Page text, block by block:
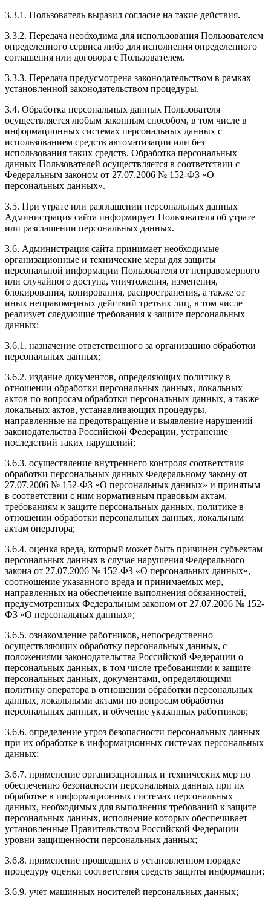
3.3.1. Пользователь выразил согласие на такие действия.
3.3.2. Передача необходима для использования Пользователем
определенного сервиса либо для исполнения определенного
соглашения или договора с Пользователем.
3.3.3. Передача предусмотрена законодательством в рамках
установленной законодательством процедуры.
3.4. Обработка персональных данных Пользователя
осуществляется любым законным способом, в том числе в
информационных системах персональных данных с
использованием средств автоматизации или без
использования таких средств. Обработка персональных
данных Пользователей осуществляется в соответствии с
Федеральным законом от 27.07.2006 № 152-ФЗ «О
персональных данных».
3.5. При утрате или разглашении персональных данных
Администрация сайта информирует Пользователя об утрате
или разглашении персональных данных.
3.6. Администрация сайта принимает необходимые
организационные и технические меры для защиты
персональной информации Пользователя от неправомерного
или случайного доступа, уничтожения, изменения,
блокирования, копирования, распространения, а также от
иных неправомерных действий третьих лиц, в том числе
реализует следующие требования к защите персональных
данных:
3.6.1. назначение ответственного за организацию обработки
персональных данных;
3.6.2. издание документов, определяющих политику в
отношении обработки персональных данных, локальных
актов по вопросам обработки персональных данных, а также
локальных актов, устанавливающих процедуры,
направленные на предотвращение и выявление нарушений
законодательства Российской Федерации, устранение
последствий таких нарушений;
3.6.3. осуществление внутреннего контроля соответствия
обработки персональных данных Федеральному закону от
27.07.2006 № 152-ФЗ «О персональных данных» и принятым
в соответствии с ним нормативным правовым актам,
требованиям к защите персональных данных, политике в
отношении обработки персональных данных, локальным
актам оператора;
3.6.4. оценка вреда, который может быть причинен субъектам
персональных данных в случае нарушения Федерального
закона от 27.07.2006 № 152-ФЗ «О персональных данных»,
соотношение указанного вреда и принимаемых мер,
направленных на обеспечение выполнения обязанностей,
предусмотренных Федеральным законом от 27.07.2006 № 152-
ФЗ «О персональных данных»;
3.6.5. ознакомление работников, непосредственно
осуществляющих обработку персональных данных, с
положениями законодательства Российской Федерации о
персональных данных, в том числе требованиями к защите
персональных данных, документами, определяющими
политику оператора в отношении обработки персональных
данных, локальными актами по вопросам обработки
персональных данных, и обучение указанных работников;
3.6.6. определение угроз безопасности персональных данных
при их обработке в информационных системах персональных
данных;
3.6.7. применение организационных и технических мер по
обеспечению безопасности персональных данных при их
обработке в информационных системах персональных
данных, необходимых для выполнения требований к защите
персональных данных, исполнение которых обеспечивает
установленные Правительством Российской Федерации
уровни защищенности персональных данных;
3.6.8. применение прошедших в установленном порядке
процедуру оценки соответствия средств защиты информации;
3.6.9. учет машинных носителей персональных данных;